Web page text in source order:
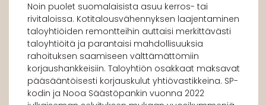
Noin puolet suomalaisista asuu kerros- tai
rivitaloissa. Kotitalousvähennyksen laajentaminen
taloyhtiöiden remontteihin auttaisi merkittävästi
taloyhtiöitä ja parantaisi mahdollisuuksia
rahoituksen saamiseen välttämättömiin
korjaushankkeisiin. Taloyhtiön osakkaat maksavat
pääsääntöisesti korjauskulut yhtiövastikkeina. SP-
kodin ja Nooa Säästöpankin vuonna 2022